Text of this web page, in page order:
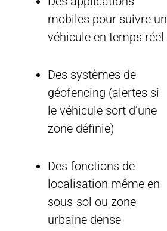
mobiles pour suivre un
véhicule en temps réel
Des systèmes de
géofencing (alertes si
le véhicule sort d’une
zone définie)
Des fonctions de
localisation même en
sous-sol ou zone
urbaine dense